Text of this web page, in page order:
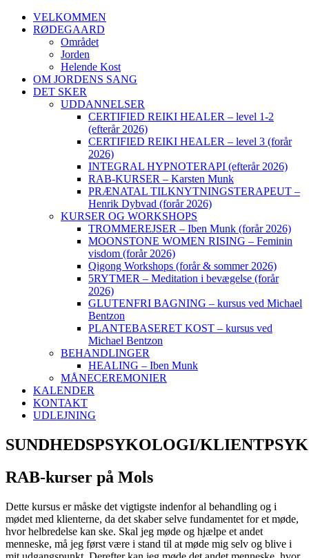
VELKOMMEN
RØDEGAARD
Området
Jorden
Helende Kost
OM JORDENS SANG
DET SKER
UDDANNELSER
CERTIFIED REIKI HEALER – level 1-2
(efterår 2026)
CERTIFIED REIKI HEALER – level 3 (forår
2026)
INTEGRAL HYPNOTERAPI (efterår 2026)
RAB-KURSER – Karsten Munk
PRÆNATAL TILKNYTNINGSTERAPEUT –
Henrik Dybvad (forår 2026)
KURSER OG WORKSHOPS
TROMMEREJSER – Iben Munk (forår 2026)
MOONSTONE WOMEN RISING – Feminin
visdom (forår 2026)
Qigong Workshops (forår & sommer 2026)
5RYTMER – Meditation i bevægelse (forår
2026)
GLUTENFRI BAGNING – kursus ved Michael
Bentzon
PLANTEBASERET KOST – kursus ved
Michael Bentzon
BEHANDLINGER
HEALING – Iben Munk
MÅNECEREMONIER
KALENDER
KONTAKT
UDLEJNING
SUNDHEDSPSYKOLOGI/
RAB-kurser på Mols
Dette kursus er måske det vigtigste indenfor al behandling og i
mødet med klienterne, da det skaber selve fundamentet for et møde,
hvor helbredelse kan ske. Skal jeg møde og hjælpe et andet
menneske, må jeg først være i stand til at møde mig selv og blive i